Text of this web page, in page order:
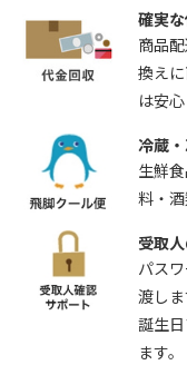
確実
商品
換え
は安
冷蔵
生鮮
料・
受取
パス
渡しま
誕生
ます。